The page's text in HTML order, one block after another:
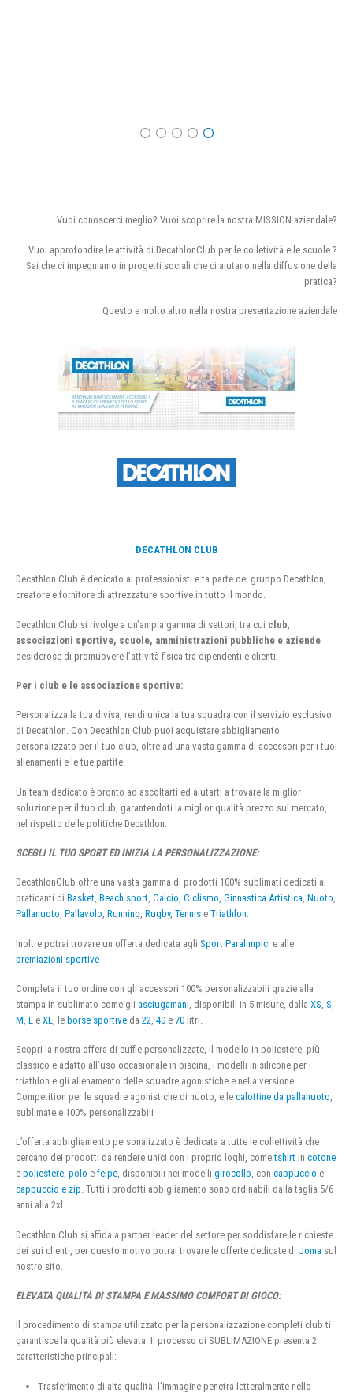
Vuoi conoscerci meglio? Vuoi scoprire la nostra MISSION aziendale?
Vuoi approfondire le attività di DecathlonClub per le colletività e le scuole ?
Sai che ci impegniamo in progetti sociali che ci aiutano nella diffusione della
pratica?
Questo e molto altro nella nostra presentazione aziendale
DECATHLON CLUB
Decathlon Club è dedicato ai professionisti e fa parte del gruppo Decathlon,
creatore e fornitore di attrezzature sportive in tutto il mondo.
Decathlon Club si rivolge a un’ampia gamma di settori, tra cui club
associazioni sportive, scuole, amministrazioni pubbliche e aziende
desiderose di promuovere l’attività fisica tra dipendenti e clienti.
Per i club e le associazione sportive:
Personalizza la tua divisa, rendi unica la tua squadra con il servizio esclusivo
di Decathlon. Con Decathlon Club puoi acquistare abbigliamento
personalizzato per il tuo club, oltre ad una vasta gamma di accessori per i tuoi
allenamenti e le tue partite.
Un team dedicato è pronto ad ascoltarti ed aiutarti a trovare la miglior
soluzione per il tuo club, garantendoti la miglior qualità prezzo sul mercato,
nel rispetto delle politiche Decathlon.
SCEGLI IL TUO SPORT ED INIZIA LA PERSONALIZZAZIONE:
DecathlonClub offre una vasta gamma di prodotti 100% sublimati dedicati ai
praticanti di Basket, Beach sport, Calcio, Ciclismo, Ginnastica Artistica, Nuoto,
Pallanuoto, Pallavolo, Running, Rugby, Tennis e Triathlon.
Inoltre potrai trovare un offerta dedicata agli Sport Paralimpici e alle
premiazioni sportive
Completa il tuo ordine con gli accessori 100% personalizzabili grazie alla
stampa in sublimato come gli asciugamani , disponibili in 5 misure, dalla XS S
M L e XL , le borse sportive da 22 40 e 70 litri.
Scopri la nostra offera di cuffie personalizzate, il modello in poliestere, più
classico e adatto all’uso occasionale in piscina, i modelli in silicone per i
triathlon e gli allenamento delle squadre agonistiche e nella versione
Competition per le squadre agonistiche di nuoto, e le calottine da pallanuoto,
sublimate e 100% personalizzabili
L’offerta abbigliamento personalizzato è dedicata a tutte le collettività che
cercano dei prodotti da rendere unici con i proprio loghi, cometshirt in cotone
e poliestere, polo e felpe, disponibili nei modelli girocollo, con cappuccio e
cappuccio e zip. Tutti i prodotti abbigliamento sono ordinabili dalla taglia 5/6
anni alla 2xl.
Decathlon Club si affida a partner leader del settore per soddisfare le richieste
dei sui clienti, per questo motivo potrai trovare le offerte dedicate di Joma sul
nostro sito.
ELEVATA QUALITÀ DI STAMPA E MASSIMO COMFORT DI GIOCO:
Il procedimento di stampa utilizzato per la personalizzazione completi club ti
garantisce la qualità più elevata. Il processo di SUBLIMAZIONE presenta 2
caratteristiche principali:
Trasferimento di alta qualità: l’immagine penetra letteralmente nello